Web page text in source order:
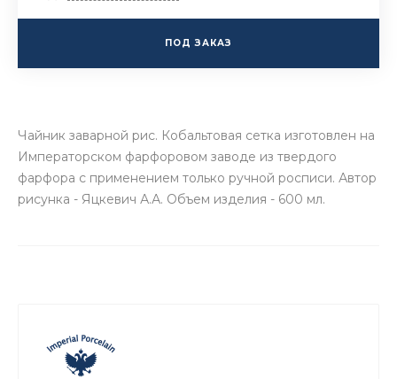
ПОД ЗАКАЗ
Чайник заварной рис. Кобальтовая сетка изготовлен на
Императорском фарфоровом заводе из твердого
фарфора с применением только ручной росписи. Автор
рисунка - Яцкевич А.А. Объем изделия - 600 мл.